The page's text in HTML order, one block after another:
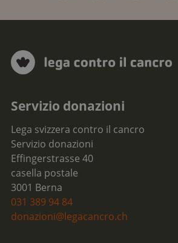
Servizio donazioni
Lega svizzera contro il cancro
Servizio donazioni
Effingerstrasse 40
casella postale
3001 Berna
031 389 94 84
donazioni@legacancro.ch